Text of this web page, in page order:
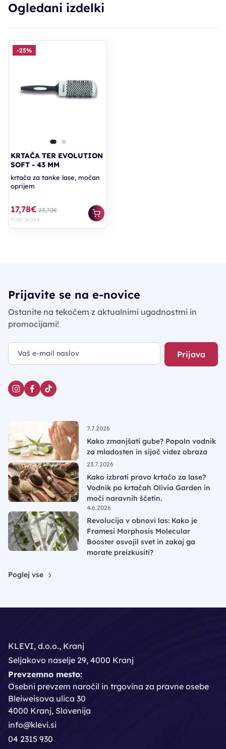
Ogledani izdelki
-25%
KRTAČA TER EVOLUTION
SOFT - 43 MM
krtača za tanke lase, močan
oprijem
17,78€ 23,70€
PC30: 16,59 €
Prijavite se na e-novice
Ostanite na tekočem z aktualnimi ugodnostmi in
promocijami!
Prijava
7.7.2026
Kako zmanjšati gube? Popoln vodnik
za mladosten in sijoč videz obraza
23.7.2026
Kako izbrati pravo krtačo za lase?
Vodnik po krtačah Olivia Garden in
moči naravnih ščetin.
4.6.2026
Revolucija v obnovi las: Kako je
Framesi Morphosis Molecular
Booster osvojil svet in zakaj ga
morate preizkusiti?
Poglej vse
KLEVI, d.o.o., Kranj
Seljakovo naselje 29, 4000 Kranj
Prevzemno mesto:
Osebni prevzem naročil in trgovina za pravne osebe
Bleiweisova ulica 30
4000 Kranj, Slovenija
info@klevi.si
04 2315 930